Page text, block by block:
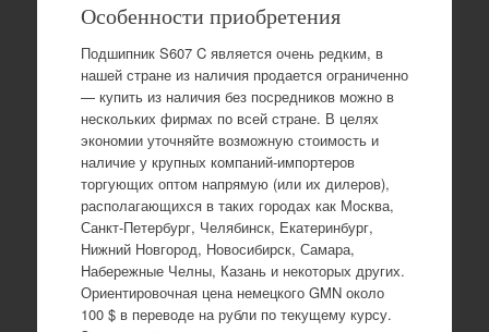
Особенности приобретения
Подшипник S607 C является очень редким, в
нашей стране из наличия продается ограниченно
— купить из наличия без посредников можно в
нескольких фирмах по всей стране. В целях
экономии уточняйте возможную стоимость и
наличие у крупных компаний-импортеров
торгующих оптом напрямую (или их дилеров),
располагающихся в таких городах как Москва,
Санкт-Петербург, Челябинск, Екатеринбург,
Нижний Новгород, Новосибирск, Самара,
Набережные Челны, Казань и некоторых других.
Ориентировочная цена немецкого GMN около
100 $ в переводе на рубли по текущему курсу.